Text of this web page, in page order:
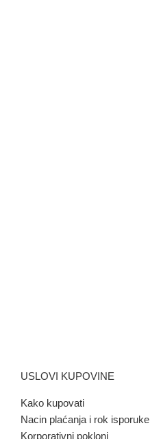
USLOVI KUPOVINE
Kako kupovati
Nacin plaćanja i rok isporuke
Korporativni pokloni